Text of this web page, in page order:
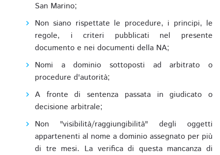
San Marino;
Non siano rispettate le procedure, i principi, le
regole, i criteri pubblicati nel presente
documento e nei documenti della NA;
Nomi a dominio sottoposti ad arbitrato o
procedure d'autorità;
A fronte di sentenza passata in giudicato o
decisione arbitrale;
Non "visibilità/raggiungibilità" degli oggetti
appartenenti al nome a dominio assegnato per più
di tre mesi. La verifica di questa mancanza di